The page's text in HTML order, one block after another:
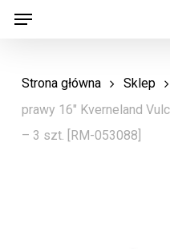
Skip
content
Menu
Strona główna Sklep
prawy 16″ Kverneland
– 3 szt. [RM-053088]
Menu